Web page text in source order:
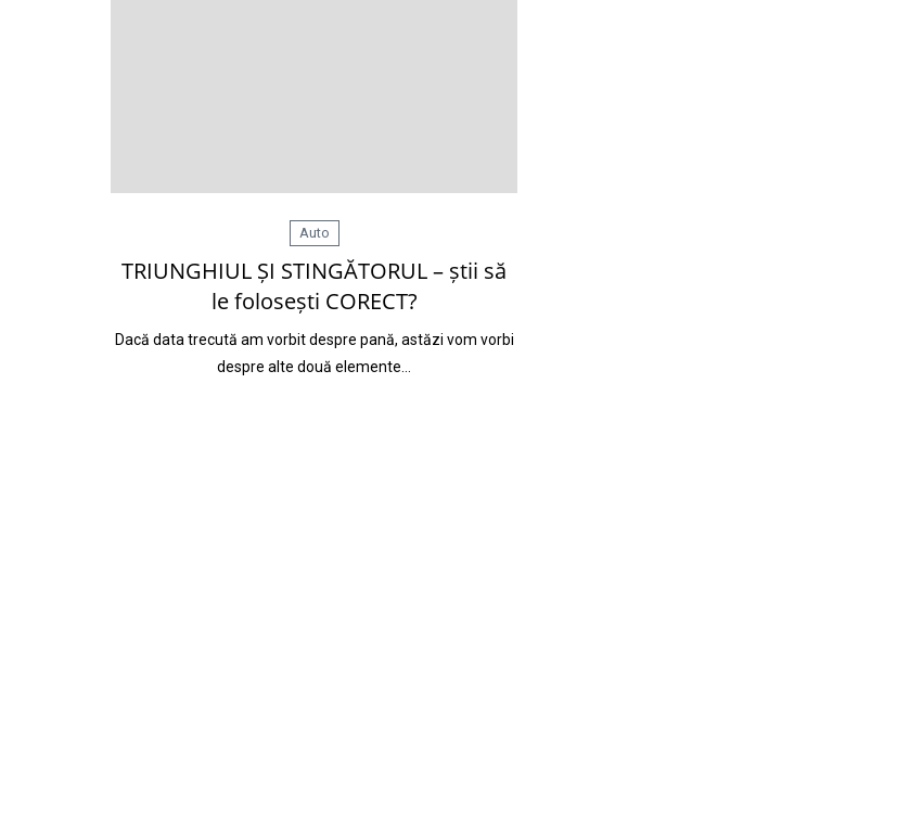
Auto
TRIUNGHIUL ȘI STINGĂTORUL – știi să
le folosești CORECT?
Dacă data trecută am vorbit despre pană, astăzi vom vorbi
despre alte două elemente…